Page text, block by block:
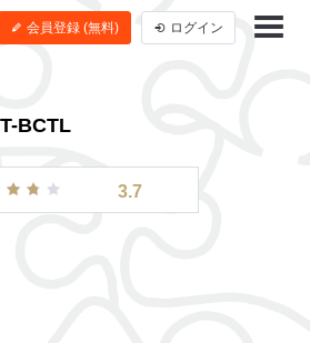
会員登録 (無料) ログイン
3.7
BCTL